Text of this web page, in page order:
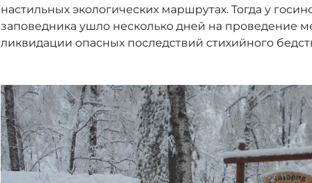
настильных экологических маршрутах. Тогда у
заповедника ушло несколько дней на проведение
ликвидации опасных последствий стихийного